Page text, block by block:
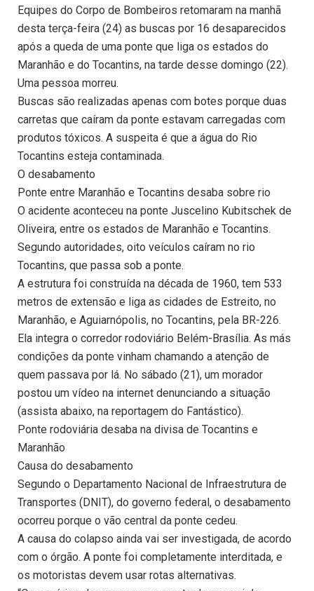
Equipes do Corpo de Bombeiros retomaram na manhã
desta terça-feira (24) as buscas por 16 desaparecidos
após a queda de uma ponte que liga os estados do
Maranhão e do Tocantins, na tarde desse domingo (22).
Uma pessoa morreu.
Buscas são realizadas apenas com botes porque duas
carretas que caíram da ponte estavam carregadas com
produtos tóxicos. A suspeita é que a água do Rio
Tocantins esteja contaminada.
O desabamento
Ponte entre Maranhão e Tocantins desaba sobre rio
O acidente aconteceu na ponte Juscelino Kubitschek de
Oliveira, entre os estados de Maranhão e Tocantins.
Segundo autoridades, oito veículos caíram no rio
Tocantins, que passa sob a ponte.
A estrutura foi construída na década de 1960, tem 533
metros de extensão e liga as cidades de Estreito, no
Maranhão, e Aguiarnópolis, no Tocantins, pela BR-226.
Ela integra o corredor rodoviário Belém-Brasília. As más
condições da ponte vinham chamando a atenção de
quem passava por lá. No sábado (21), um morador
postou um vídeo na internet denunciando a situação
(assista abaixo, na reportagem do Fantástico).
Ponte rodoviária desaba na divisa de Tocantins e
Maranhão
Causa do desabamento
Segundo o Departamento Nacional de Infraestrutura de
Transportes (DNIT), do governo federal, o desabamento
ocorreu porque o vão central da ponte cedeu.
A causa do colapso ainda vai ser investigada, de acordo
com o órgão. A ponte foi completamente interditada, e
os motoristas devem usar rotas alternativas.